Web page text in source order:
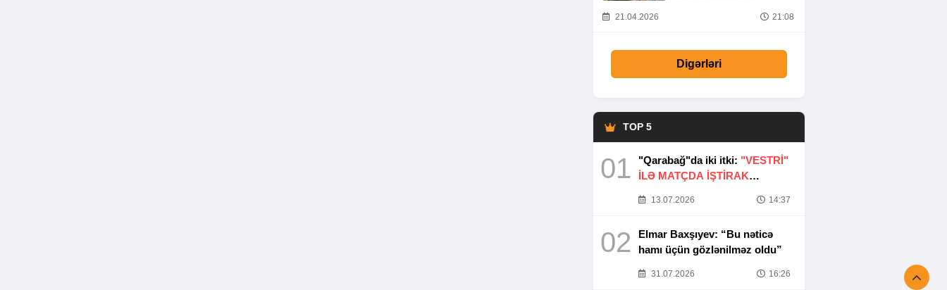
21.04.2026 21:08
Digərləri
TOP 5
01 "Qarabağ"da iki itki: "VESTRİ"
İLƏ MATÇDA İŞTİRAK
13.07.2026 14:37
02
Elmar Baxşıyev: “Bu nəticə
hamı üçün gözlənilməz oldu”
31.07.2026 16:26